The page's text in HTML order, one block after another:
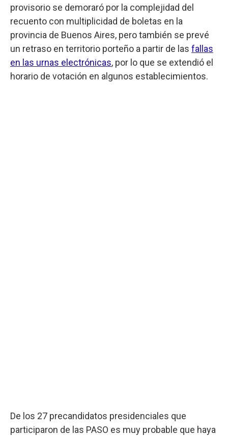
provisorio se demoraró por la complejidad del
recuento con multiplicidad de boletas en la
provincia de Buenos Aires, pero también se prevé
un retraso en territorio porteño a partir de las fallas
en las urnas electrónicas, por lo que se extendió el
horario de votación en algunos establecimientos.
De los 27 precandidatos presidenciales que
participaron de las PASO es muy probable que haya